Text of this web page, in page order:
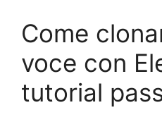
Come
voce con
tutorial